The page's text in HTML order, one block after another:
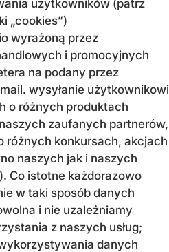
użytkowników (patrz
„cookies”)
wyrażoną przez
i promocyjnych
na podany przez
wysyłanie użytkownikowi
o różnych produktach
zaufanych partnerów,
różnych konkursach, akcjach
naszych jak i naszych
Co istotne każdorazowo
w taki sposób danych
i nie uzależniamy
z naszych usług;
danych